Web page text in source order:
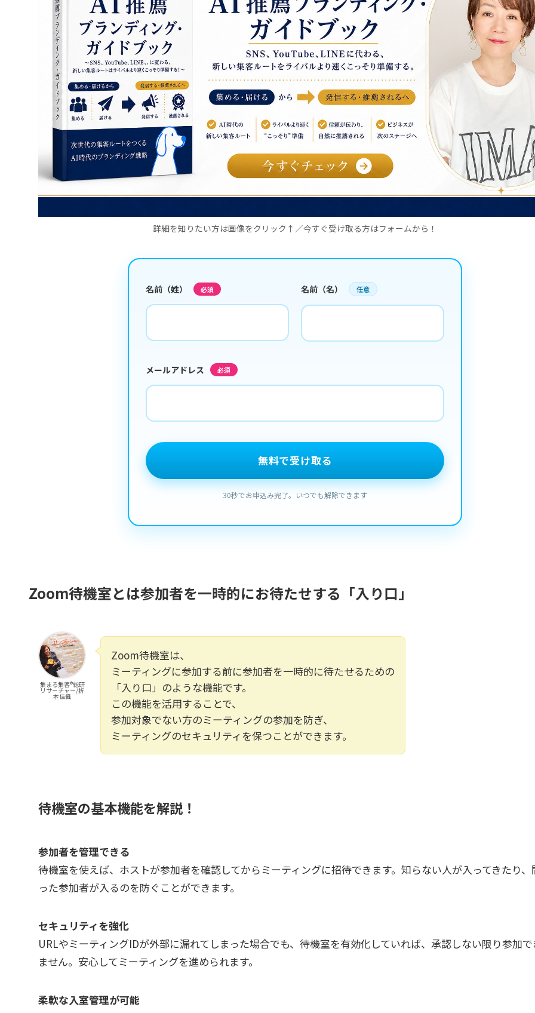
詳細を知りたい方は画像をクリック↑／今すぐ受け取る方はフォームから！
名前（姓） 必須 名前（名） 任意
メールアドレス 必須
Zoom待機室とは参加者を一時的にお待たせする「入り口」
集まる集客®️総研
リサーチャー/折
本佳織
Zoom待機室は、
ミーティングに参加する前に参加者を一時的に待たせるための
「入り口」のような機能です。
この機能を活用することで、
参加対象でない方のミーティングの参加を防ぎ、
ミーティングのセキュリティを保つことができます。
待機室の基本機能を解説！
参加者を管理できる
待機室を使えば、ホストが参加者を確認してからミーティングに招待できます。知らない人が入ってきたり、
った参加者が入るのを防ぐことができます。
セキュリティを強化
URLやミーティングIDが外部に漏れてしまった場合でも、待機室を有効化していれば、承認しない限り参加
ません。安心してミーティングを進められます。
柔軟な入室管理が可能